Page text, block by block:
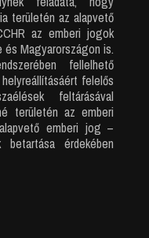
területén az alapvető
az emberi jogok
Magyarországon is.
fellelhető
felelős
feltárásával
területén az emberi
emberi jog –
érdekében